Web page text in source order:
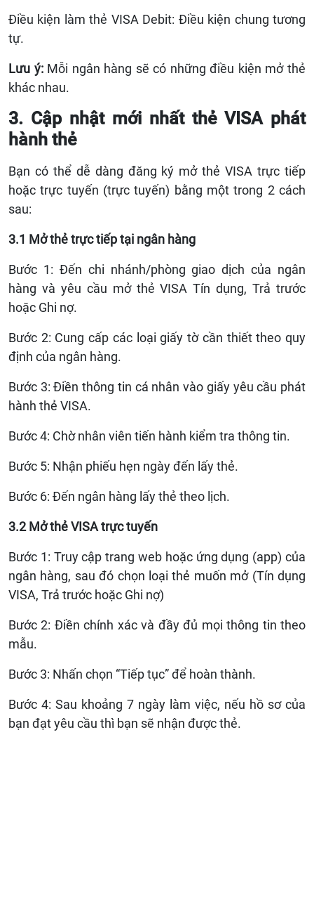
Điều kiện làm thẻ VISA Debit: Điều kiện chung tương
tự.
Lưu ý: Mỗi ngân hàng sẽ có những điều kiện mở thẻ
khác nhau.
3. Cập nhật mới nhất thẻ VISA phát
hành thẻ
Bạn có thể dễ dàng đăng ký mở thẻ VISA trực tiếp
hoặc trực tuyến (trực tuyến) bằng một trong 2 cách
sau:
3.1 Mở thẻ trực tiếp tại ngân hàng
Bước 1: Đến chi nhánh/phòng giao dịch của ngân
hàng và yêu cầu mở thẻ VISA Tín dụng, Trả trước
hoặc Ghi nợ.
Bước 2: Cung cấp các loại giấy tờ cần thiết theo quy
định của ngân hàng.
Bước 3: Điền thông tin cá nhân vào giấy yêu cầu phát
hành thẻ VISA.
Bước 4: Chờ nhân viên tiến hành kiểm tra thông tin.
Bước 5: Nhận phiếu hẹn ngày đến lấy thẻ.
Bước 6: Đến ngân hàng lấy thẻ theo lịch.
3.2Mở thẻ VISA trực tuyến
Bước 1: Truy cập trang web hoặc ứng dụng (app) của
ngân hàng, sau đó chọn loại thẻ muốn mở (Tín dụng
VISA, Trả trước hoặc Ghi nợ)
Bước 2: Điền chính xác và đầy đủ mọi thông tin theo
mẫu.
Bước 3: Nhấn chọn “Tiếp tục” để hoàn thành.
Bước 4: Sau khoảng 7 ngày làm việc, nếu hồ sơ của
bạn đạt yêu cầu thì bạn sẽ nhận được thẻ.